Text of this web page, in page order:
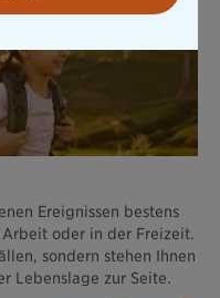
Ereignissen bestens
oder in der Freizeit.
sondern stehen Ihnen
Lebenslage zur Seite.